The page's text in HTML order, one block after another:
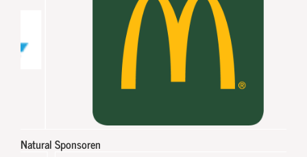
Natural Sponsoren